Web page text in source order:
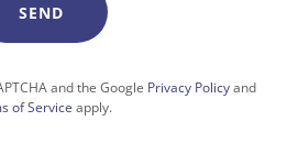
SEND
and the Google Privacy Policyand
of Service apply.